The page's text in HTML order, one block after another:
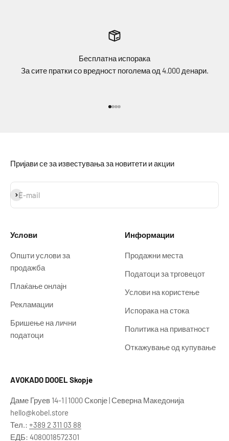
Бесплатна испорака
За сите пратки со вредност поголема од 4.000 дeнари.
Пријави се за известувања за новитети и акции
E-mail
Prijavi se
Услови
Општи услови за
продажба
Плаќање онлајн
Рекламации
Бришење на лични
податоци
Информации
Продажни места
Податоци за трговецот
Услови на користење
Испорака на стока
Политика на приватност
Откажување од купување
AVOKADO DOOEL Skopje
Даме Груев 14-1 | 1000 Скопје | Северна Македонија
hello@kobel.store
Тел.: +389 2 311 03 88
ЕДБ: 4080018572301